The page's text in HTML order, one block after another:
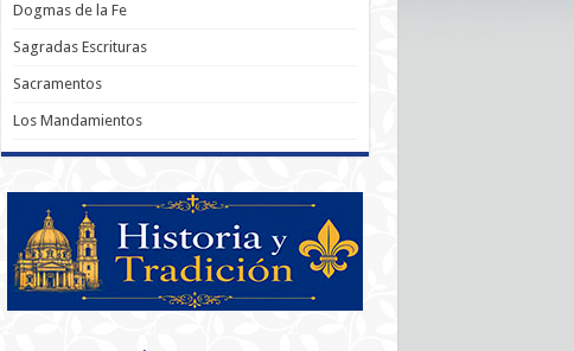
Dogmas de la Fe
Sagradas Escrituras
Sacramentos
Los Mandamientos